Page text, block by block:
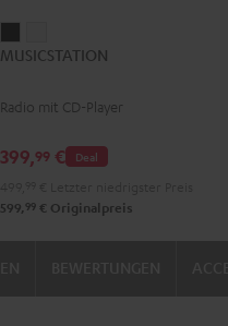
Schwarz
Weiß
MUSICSTATION
Radio mit CD-Player
Deal
399,99 €
599, 99 € Originalpreis